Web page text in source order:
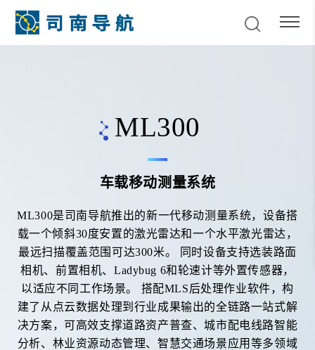
ML300
车载移动测量系统
ML300是司南导航推出的新一代移动测量系统，设备搭
载一个倾斜30度安置的激光雷达和一个水平激光雷达，
最远扫描覆盖范围可达300米。 同时设备支持选装路面
相机、前置相机、Ladybug 6和轮速计等外置传感器，
以适应不同工作场景。 搭配MLS后处理作业软件，构
建了从点云数据处理到行业成果输出的全链路一站式解
决方案，可高效支撑道路资产普查、城市配电线路智能
分析、林业资源动态管理、智慧交通场景应用等多领域